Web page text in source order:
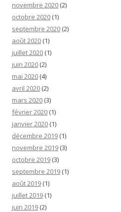
novembre 2020 (2)
octobre 2020 (1)
septembre 2020 (2)
août 2020 (1)
juillet 2020 (1)
juin 2020 (2)
mai 2020 (4)
avril 2020 (2)
mars 2020 (3)
février 2020 (1)
janvier 2020 (1)
décembre 2019 (1)
novembre 2019 (3)
octobre 2019 (3)
septembre 2019 (1)
août 2019 (1)
juillet 2019 (1)
juin 2019 (2)